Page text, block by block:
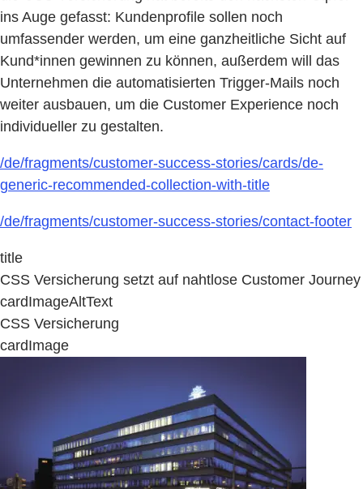
ins Auge gefasst: Kundenprofile sollen noch
umfassender werden, um eine ganzheitliche Sicht auf
Kund*innen gewinnen zu können, außerdem will das
Unternehmen die automatisierten Trigger-Mails noch
weiter ausbauen, um die Customer Experience noch
individueller zu gestalten.
/de/fragments/customer-success-stories/cards/de-
generic-recommended-collection-with-title
/de/fragments/customer-success-stories/contact-footer
title
CSS Versicherung setzt auf nahtlose Customer Journey
cardImageAltText
CSS Versicherung
cardImage